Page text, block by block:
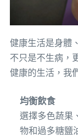
健康生活是身體
不只是不生病，
健康的生活，我
均衡飲食
選擇多色蔬果
物和過多糖鹽